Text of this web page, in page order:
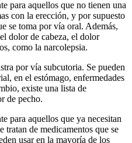
para aquellos que no tienen una
con la erección, y por supuesto
se toma por vía oral. Además,
dolor de cabeza, el dolor
como la narcolepsia.
por vía subcutoria. Se pueden
en el estómago, enfermedades
existe una lista de
de pecho.
para aquellos que ya necesitan
tratan de medicamentos que se
usar en la mayoría de los